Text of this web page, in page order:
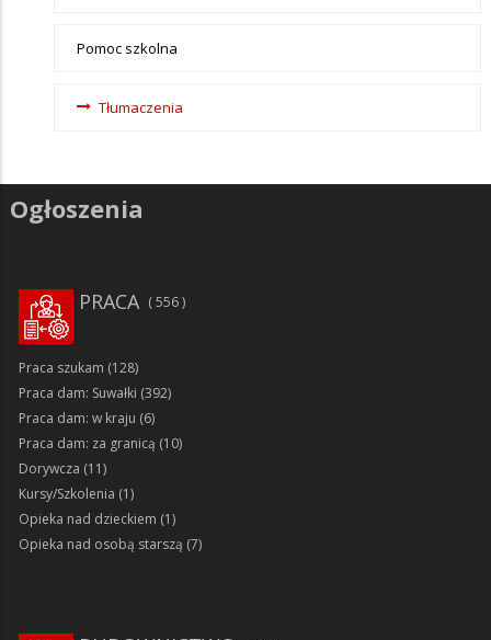
Pomoc szkolna
Tłumaczenia
Ogłoszenia
PRACA 556
Praca szukam (128)
Praca dam: Suwałki (392)
Praca dam: w kraju (6)
Praca dam: za granicą (10)
Dorywcza (11)
Kursy/Szkolenia (1)
Opieka nad dzieckiem (1)
Opieka nad osobą starszą (7)